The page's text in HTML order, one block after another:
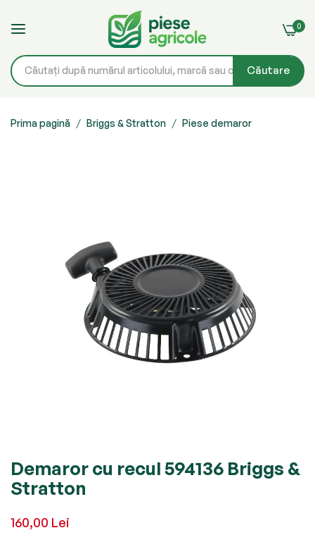
Căutare
0
la
Prima pagină Briggs & Stratton Piese demaror
to
the
of
Demaror cu recul 594136 Briggs &
Stratton
160,00 Lei